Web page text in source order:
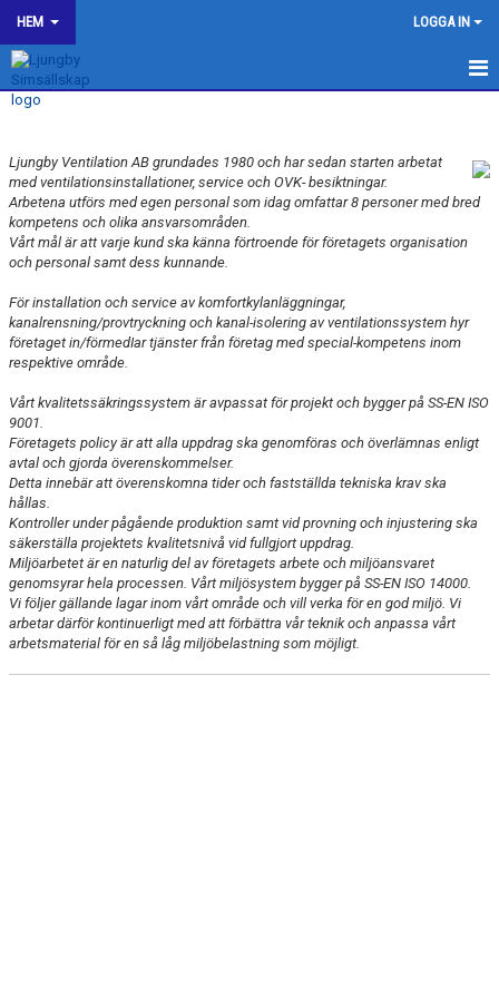
HEM LOGGA IN
LJUNGBY SIMSÄLLSKAP
OM KLUBBEN
BILDGALLERI
KONTAKT
SPONSORER
SPONSORHUSET
COLORAMA LJUNGBY
BERENDSEN
GIBON
SVETRUCK
KALMAR
PIZZERIA TORINO
Ljungby Ventilation AB grundades 1980 och har sedan starten arbetat
med ventilationsinstallationer, service och OVK- besiktningar.
Arbetena utförs med egen personal som idag omfattar 8 personer med bred
kompetens och olika ansvarsområden.
Vårt mål är att varje kund ska känna förtroende för företagets organisation
och personal samt dess kunnande.
För installation och service av komfortkylanläggningar,
kanalrensning/provtryckning och kanal-isolering av ventilationssystem hyr
företaget in/förmedIar tjänster från företag med special-kompetens inom
respektive område.
Vårt kvalitetssäkringssystem är avpassat för projekt och bygger på SS-EN ISO
9001.
Företagets policy är att alla uppdrag ska genomföras och överlämnas enligt
avtal och gjorda överenskommelser.
Detta innebär att överenskomna tider och fastställda tekniska krav ska
hållas.
Kontroller under pågående produktion samt vid provning och injustering ska
säkerställa projektets kvalitetsnivå vid fullgjort uppdrag.
Miljöarbetet är en naturlig del av företagets arbete och miljöansvaret
genomsyrar hela processen. Vårt miljösystem bygger på SS-EN ISO 14000.
Vi följer gällande lagar inom vårt område och vill verka för en god miljö. Vi
arbetar därför kontinuerligt med att förbättra vår teknik och anpassa vårt
arbetsmaterial för en så låg miljöbelastning som möjligt.